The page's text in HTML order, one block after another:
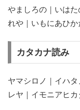
やましろの｜いは
れや｜いもにあひか
カタカナ読み
ヤマシロノ｜イハ
レヤ｜イモニアヒカ